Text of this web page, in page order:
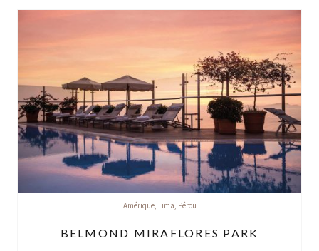
Amérique, Lima, Pérou
BELMOND MIRAFLORES PARK